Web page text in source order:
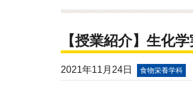
【授業紹介】生化
2021年11月24日 食物栄養学科